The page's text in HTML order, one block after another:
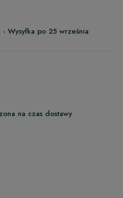
Wysyłka po 25 września
na czas dostawy